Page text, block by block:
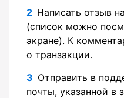
Написать отзыв
(список можно
экране). К
о транзакции.
Отправить в
почты, указанной в